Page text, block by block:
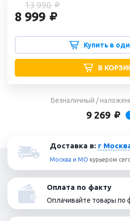
13 990
8 999
Купить в
В
Безналичный /
9 269
Доставка в: г
Москва и МО курьером
Оплата по факту
Оплачивайте товары по